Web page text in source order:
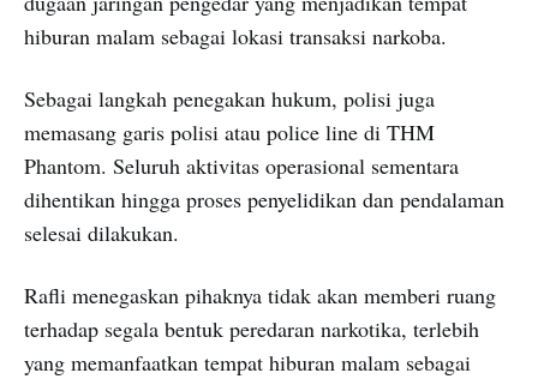
hiburan malam sebagai lokasi transaksi narkoba.
Sebagai langkah penegakan hukum, polisi juga
memasang garis polisi atau police line di THM
Phantom. Seluruh aktivitas operasional sementara
dihentikan hingga proses penyelidikan dan pendalaman
selesai dilakukan.
Rafli menegaskan pihaknya tidak akan memberi ruang
terhadap segala bentuk peredaran narkotika, terlebih
yang memanfaatkan tempat hiburan malam sebagai